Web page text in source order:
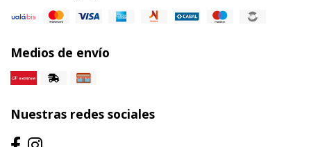
Medios de envío
Nuestras redes sociales